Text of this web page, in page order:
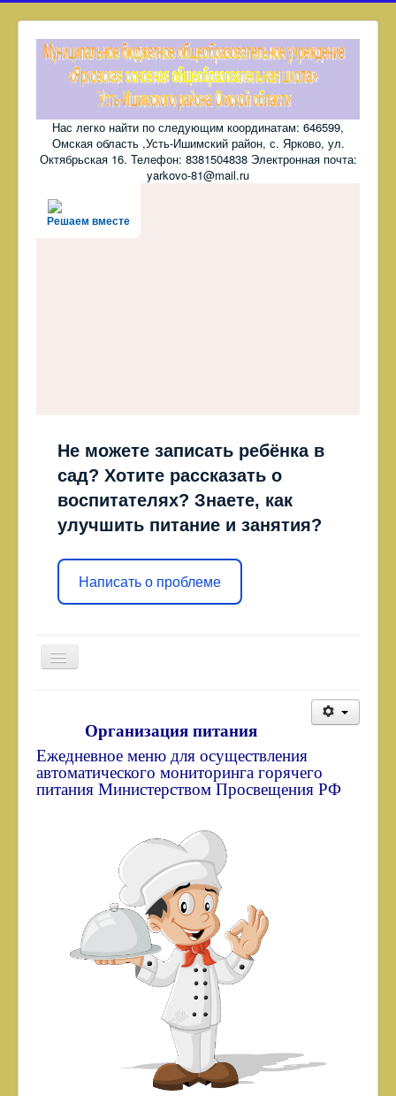
Нас легко найти по следующим координатам: 646599,
Омская область ,Усть-Ишимский район, с. Ярково, ул.
Октябрьская 16. Телефон: 8381504838 Электронная почта:
yarkovo-81@mail.ru
Решаем вместе
Не можете записать ребёнка в
сад? Хотите рассказать о
воспитателях? Знаете, как
улучшить питание и занятия?
Написать о проблеме
Включить/
Сведения об образовательной организации
График работы МБОУ"Ярковская ООШ"
Дистанционное обучение в МБОУ "Ярковская
Нормативно-правовые акты регионального и
муниципального уровня, регулирующие
деятельность образовательной организации:
Нормативно-правовые акты федерального уровня,
регулирующие деятельность образовательной
организации:
Предписания надзорных органов
Всероссийская олимпиада школьников
НАВИГАТОР ДОПОЛНИТЕЛЬНОГО ОБРАЗОВАНИЯ
ОМСКОЙ ОБЛАСТИ
Организация питания
Ежедневное меню для осуществления
автоматического мониторинга горячего
питания Министерством Просвещения РФ